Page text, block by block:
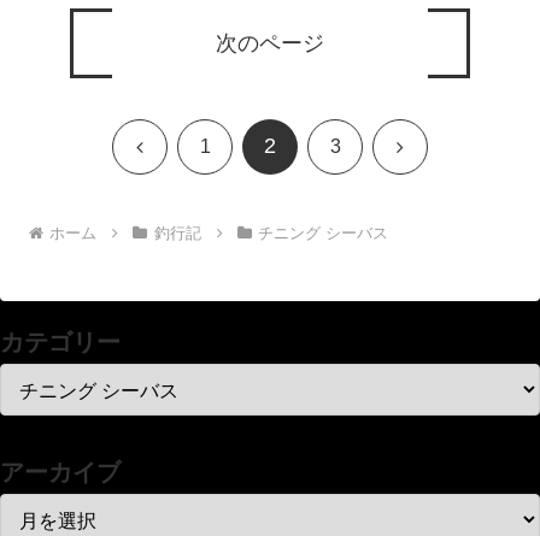
次のページ
前 1 2 3 次
ホーム 釣行記 チニング シーバス
カテゴリー
アーカイブ